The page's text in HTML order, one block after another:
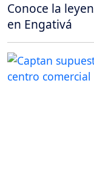
Conoce la
en Engativá